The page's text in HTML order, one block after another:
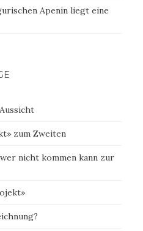
Apenin liegt eine
zum Zweiten
nicht kommen kann zur